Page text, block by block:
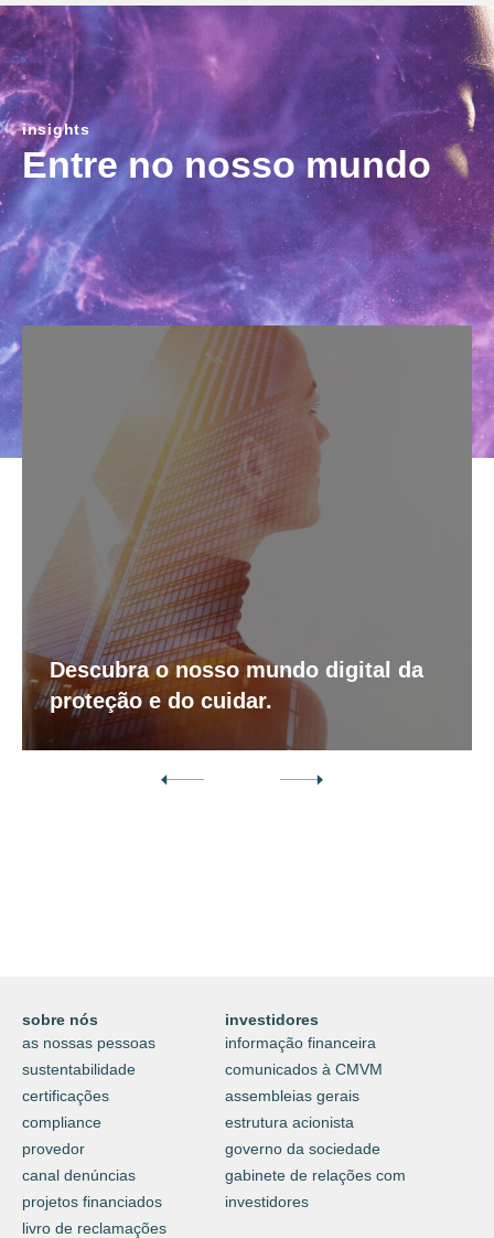
insights
Entre no nosso mundo
Descubra o nosso mundo digital da
proteção e do cuidar.
sobre nós
as nossas pessoas
sustentabilidade
certificações
compliance
provedor
canal denúncias
projetos financiados
livro de reclamações
investidores
informação financeira
comunicados à CMVM
assembleias gerais
estrutura acionista
governo da sociedade
gabinete de relações com
investidores